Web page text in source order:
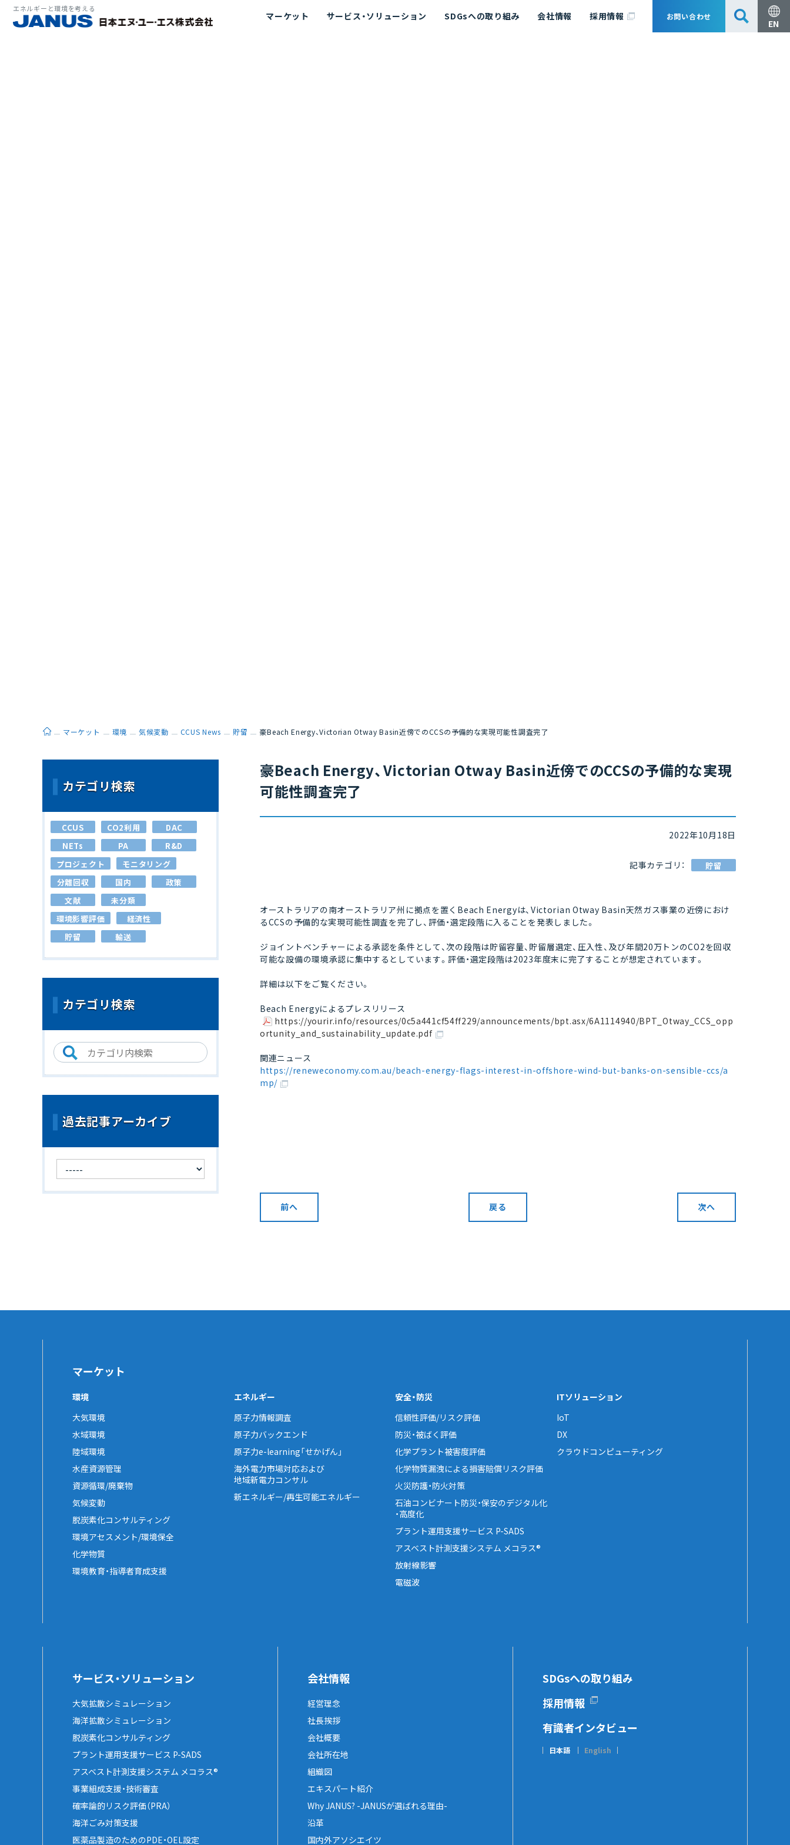
エネルギーと環境を考える
マーケット サービス・ソリューション SDGsへの取り組み 会社情報 採用情報 お問い合わせ
EN
ホームマーケット 環境 気候変動 CCUS News 貯留 豪Beach Energy、Victorian Otway Basin近傍でのCCSの予備的な実現可能性調査完了
豪Beach Energy、Victorian Otway Basin近傍でのCCSの予備的な実現
可能性調査完了
2022年10月18日
記事カテゴリ： 貯留
オーストラリアの南オーストラリア州に拠点を置くBeach Energyは、Victorian Otway Basin天然ガス事業の近傍におけ
るCCSの予備的な実現可能性調査を完了し、評価・選定段階に入ることを発表しました。
ジョイントベンチャーによる承認を条件として、次の段階は貯留容量、貯留層選定、圧入性、及び年間20万トンのCO2を回収
可能な設備の環境承認に集中するとしています。評価・選定段階は2023年度末に完了することが想定されています。
詳細は以下をご覧ください。
Beach Energyによるプレスリリース
https://yourir.info/resources/0c5a441cf54ff229/announcements/bpt.asx/6A1114940/BPT_Otway_CCS_opp
ortunity_and_sustainability_update.pdf
関連ニュース
https://reneweconomy.com.au/beach-energy-flags-interest-in-offshore-wind-but-banks-on-sensible-ccs/a
mp/
前へ 戻る 次へ
カテゴリ検索
CCUS CO2利用
DAC
NETs
PA
R&D
プロジェクト
モニタリング
分離回収
国内
政策
文献
未分類
環境影響評価
経済性
貯留
輸送
カテゴリ検索
過去記事アーカイブ
マーケット
環境
大気環境
水域環境
陸域環境
水産資源管理
資源循環/廃棄物
気候変動
脱炭素化コンサルティング
環境アセスメント/環境保全
化学物質
環境教育・指導者育成支援
エネルギー
原子力情報調査
原子力バックエンド
原子力e-learning「せかげん」
海外電力市場対応および
地域新電力コンサル
新エネルギー/再生可能エネルギー
安全・防災
信頼性評価/リスク評価
防災・被ばく評価
化学プラント被害度評価
化学物質漏洩による損害賠償リスク評価
火災防護・防火対策
石油コンビナート防災・保安のデジタル化
・高度化
プラント運用支援サービス P-SADS
アスベスト計測支援システム メコラス®
放射線影響
電磁波
ITソリューション
IoT
DX
クラウドコンピューティング
サービス・ソリューション
大気拡散シミュレーション
海洋拡散シミュレーション
脱炭素化コンサルティング
プラント運用支援サービス P-SADS
アスベスト計測支援システム メコラス®
事業組成支援・技術審査
確率論的リスク評価（PRA）
海洋ごみ対策支援
医薬品製造のためのPDE・OEL設定
会社情報
経営理念
社長挨拶
会社概要
会社所在地
組織図
エキスパート紹介
Why JANUS? -JANUSが選ばれる理由-
沿革
国内外アソシエイツ
SDGsへの取り組み
採用情報
有識者インタビュー
日本語 English